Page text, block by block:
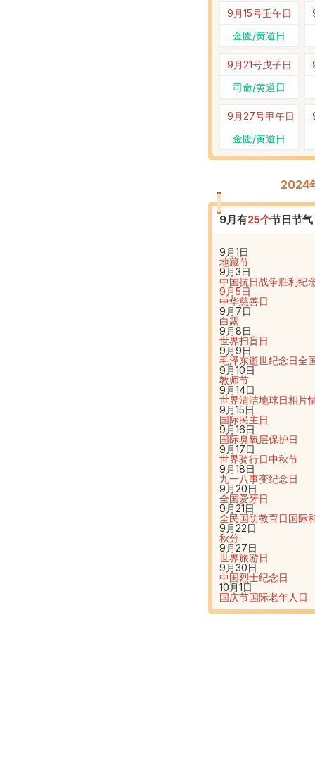
9月15号壬午日
金匮/黄道日
9月21号戊子日
司命/黄道日
9月27号甲午日
金匮/黄道日
2024
9月有25个节日节气
9月1日
地藏节
9月3日
中国抗日战争胜利纪
9月5日
中华慈善日
9月7日
白露
9月8日
世界扫盲日
9月9日
毛泽东逝世纪念日全
9月10日
教师节
9月14日
世界清洁地球日相片
9月15日
国际民主日
9月16日
国际臭氧层保护日
9月17日
世界骑行日中秋节
9月18日
九一八事变纪念日
9月20日
全国爱牙日
9月21日
全民国防教育日国际
9月22日
秋分
9月27日
世界旅游日
9月30日
中国烈士纪念日
10月1日
国庆节国际老年人日